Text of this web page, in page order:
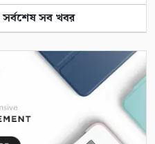
জটিলতায় ভুগছে
সুন্দরবনের স্বাদ
সর্বশেষ সব খবর